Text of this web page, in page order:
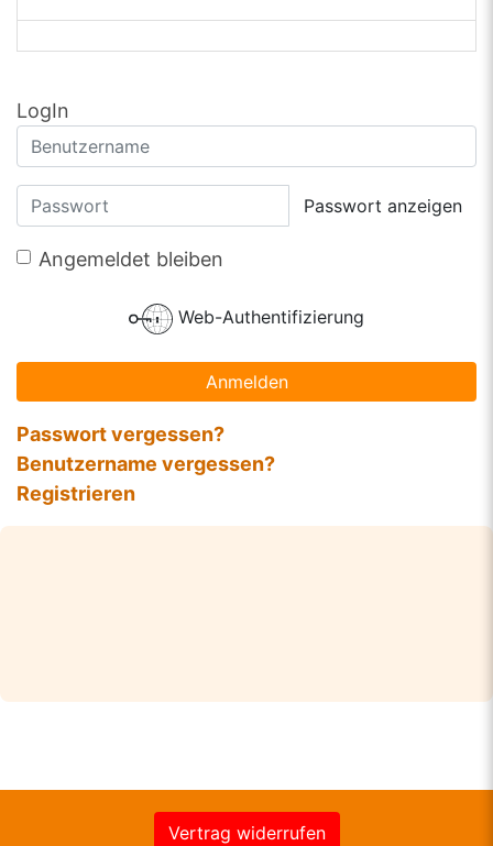
LogIn
Passwort anzeigen
Angemeldet bleiben
Web-Authentifizierung
Anmelden
Passwort vergessen?
Benutzername vergessen?
Registrieren
Vertrag widerrufen